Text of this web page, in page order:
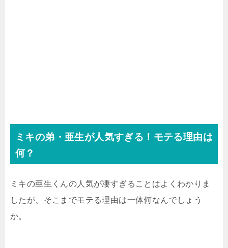
ミキの弟・亜生が人気すぎる！モテる理由は
何？
ミキの亜生くんの人気が凄すぎることはよくわかりま
したが、そこまでモテる理由は一体何なんでしょう
か。